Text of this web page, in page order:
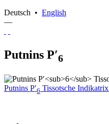
Deutsch • English
—
Putnins P′6
Putnins P′6 Tissotsche Indikatrix